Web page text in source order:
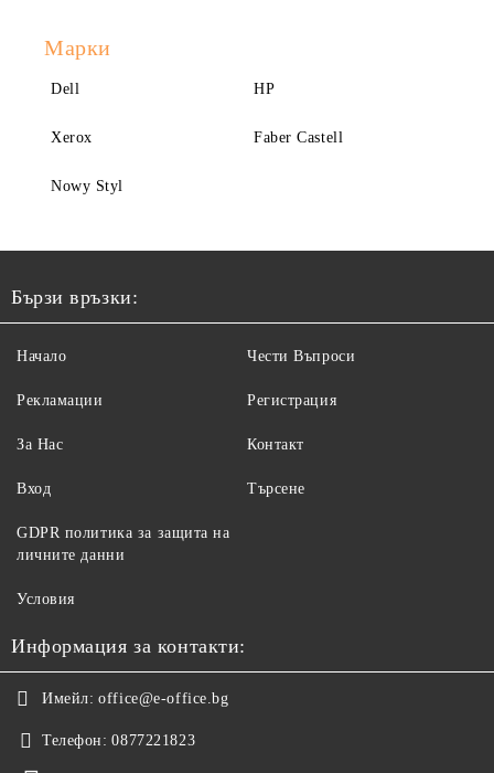
Марки
Dell HP
Xerox Faber Castell
Nowy Styl
Бързи връзки:
Начало
Рекламации
За Нас
Вход
Чести Въпроси
Регистрация
Контакт
Търсене
GDPR политика за защита на
личните данни
Условия
Информация за контакти:
Имейл: office@e-office.bg
Телефон: 0877221823